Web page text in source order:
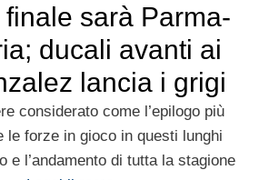
finale sarà Parma-
ducali avanti ai
lancia i grigi
considerato come l’epilogo più
le forze in gioco in questi lunghi
e l’andamento di tutta la stagione